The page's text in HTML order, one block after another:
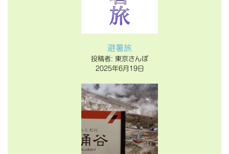
避暑旅
投稿者: 東京さんぽ
2025年6月19日